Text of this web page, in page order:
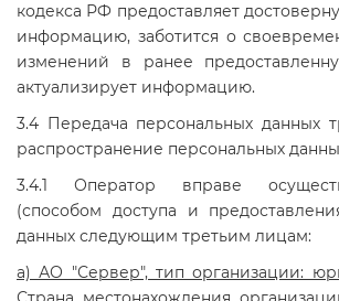
кодекса РФ предоставляет
информацию, заботится о
изменений в ранее
актуализирует информацию.
3.4 Передача персональных данных
распространение персональных
3.4.1 Оператор вправе
(способом доступа и
данных следующим третьим лицам:
а) АО "Сервер", тип организации: